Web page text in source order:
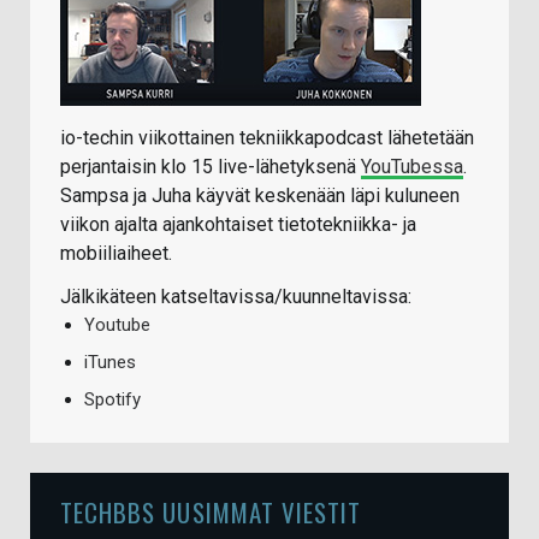
io-techin viikottainen tekniikkapodcast lähetetään
perjantaisin klo 15 live-lähetyksenä YouTubessa.
Sampsa ja Juha käyvät keskenään läpi kuluneen
viikon ajalta ajankohtaiset tietotekniikka- ja
mobiiliaiheet.
Jälkikäteen katseltavissa/kuunneltavissa:
Youtube
iTunes
Spotify
TECHBBS UUSIMMAT VIESTIT